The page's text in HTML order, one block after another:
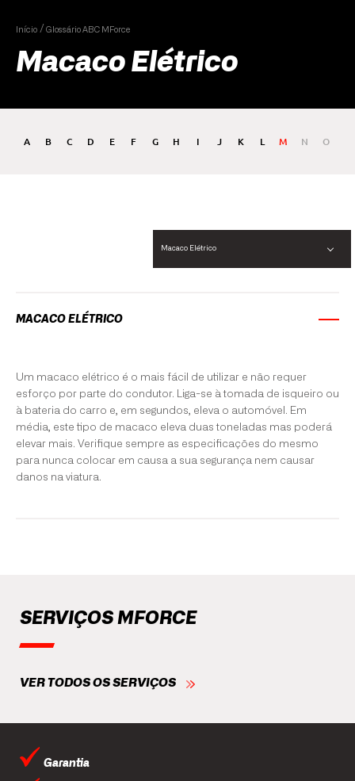
Início Glossário ABC MForce
Macaco Elétrico
A B C D E F G H I J K L M N O
Macaco Elétrico
MACACO ELÉTRICO
Um macaco elétrico é o mais fácil de utilizar e não requer
esforço por parte do condutor. Liga-se à tomada de isqueiro ou
à bateria do carro e, em segundos, eleva o automóvel. Em
média, este tipo de macaco eleva duas toneladas mas poderá
elevar mais. Verifique sempre as especificações do mesmo
para nunca colocar em causa a sua segurança nem causar
danos na viatura.
SERVIÇOS MFORCE
VER TODOS OS SERVIÇOS
Garantia